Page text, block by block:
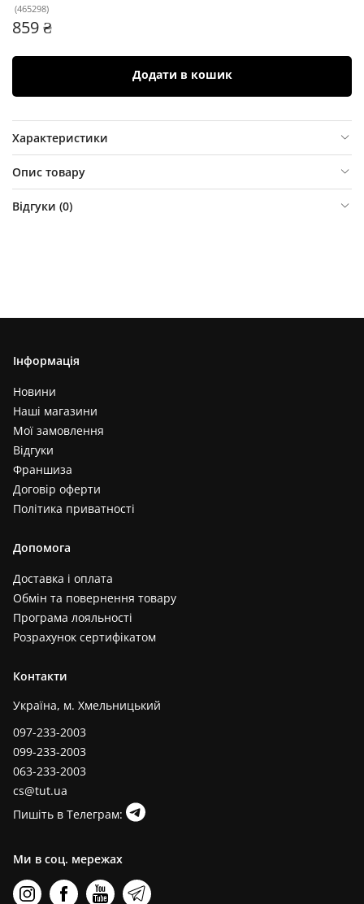
(465298)
859 ₴
Додати в кошик
Характеристики
Опис товару
Відгуки (0)
Інформація
Новини
Наші магазини
Мої замовлення
Відгуки
Франшиза
Договір оферти
Політика приватності
Допомога
Доставка і оплата
Обмін та повернення товару
Програма лояльності
Розрахунок сертифікатом
Контакти
Україна, м. Хмельницький
097-233-2003
099-233-2003
063-233-2003
cs@tut.ua
Пишіть в Телеграм:
Ми в соц. мережах